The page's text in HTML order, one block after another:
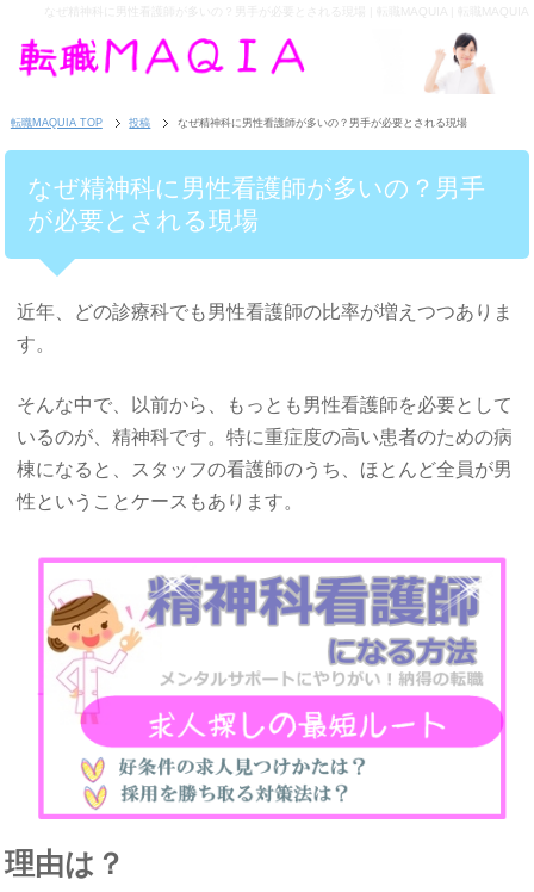
転職MAQUIA TOP 投稿 なぜ精神科に男性看護師が多いの？男手が必要とされる現場
なぜ精神科に男性看護師が多いの？男手
が必要とされる現場
近年、どの診療科でも男性看護師の比率が増えつつありま
す。
そんな中で、以前から、もっとも男性看護師を必要として
いるのが、精神科です。特に重症度の高い患者のための病
棟になると、スタッフの看護師のうち、ほとんど全員が男
性ということケースもあります。
理由は？